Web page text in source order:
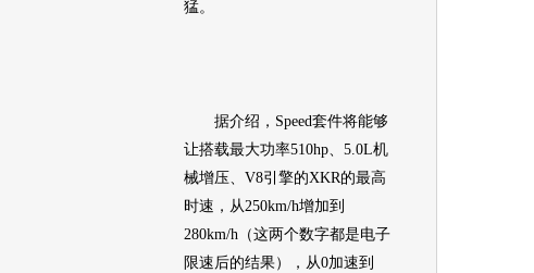
猛。
据介绍，Speed套件将能够
让搭载最大功率510hp、5.0L机
械增压、V8引擎的XKR的最高
时速，从250km/h增加到
280km/h（这两个数字都是电子
限速后的结果），从0加速到